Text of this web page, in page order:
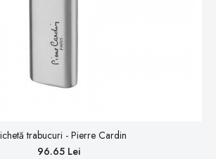
trabucuri - Pierre Cardin
96.65 Lei